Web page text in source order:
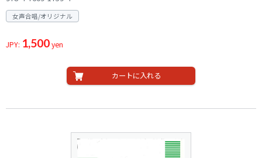
女声合唱/オリジナル
JPY: 1,500yen
カートに入れる